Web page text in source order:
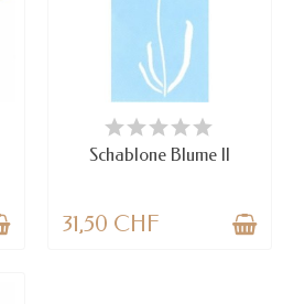
VERFÜGBAR
Schablone Blume II
31,50 CHF